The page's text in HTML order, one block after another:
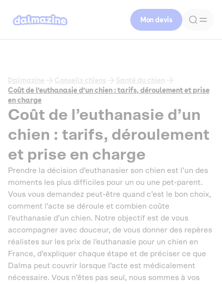
Mon devis
Dalmazine Conseils chiens
Santé du chien
Coût de l’euthanasie d’un chien : tarifs, déroulement et prise
en charge
Coût de l’euthanasie d’un
chien : tarifs, déroulement
et prise en charge
Prendre la décision d’euthanasier son chien est l’un des
moments les plus difficiles pour un ou une pet-parent.
Vous vous demandez peut-être quand c’est le bon choix,
comment l’acte se déroule et combien coûte
l’euthanasie d’un chien. Notre objectif est de vous
accompagner avec douceur, de vous donner des repères
réalistes sur les prix de l'euthanasie pour un chien en
France, d’expliquer chaque étape et de préciser ce que
Dalma peut couvrir lorsque l’acte est médicalement
nécessaire. Vous n’êtes pas seul, nous sommes à vos